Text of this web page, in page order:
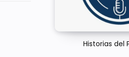
Historias del